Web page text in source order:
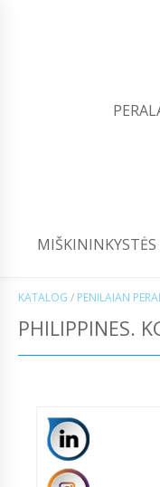
KATALOG / PENILAIAN
PHILIPPINES.